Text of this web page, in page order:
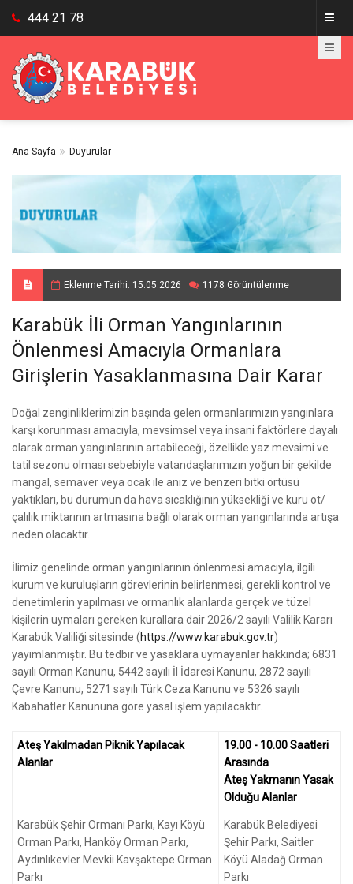
444 21 78
Ana Sayfa Duyurular
Eklenme Tarihi: 15.05.2026 1178 Görüntülenme
Karabük İli Orman Yangınlarının
Önlenmesi Amacıyla Ormanlara
Girişlerin Yasaklanmasına Dair Karar
Doğal zenginliklerimizin başında gelen ormanlarımızın yangınlara
karşı korunması amacıyla, mevsimsel veya insani faktörlere dayalı
olarak orman yangınlarının artabileceği, özellikle yaz mevsimi ve
tatil sezonu olması sebebiyle vatandaşlarımızın yoğun bir şekilde
mangal, semaver veya ocak ile anız ve benzeri bitki örtüsü
yaktıkları, bu durumun da hava sıcaklığının yüksekliği ve kuru ot/
çalılık miktarının artmasına bağlı olarak orman yangınlarında artışa
neden olacaktır.
İlimiz genelinde orman yangınlarının önlenmesi amacıyla, ilgili
kurum ve kuruluşların görevlerinin belirlenmesi, gerekli kontrol ve
denetimlerin yapılması ve ormanlık alanlarda gerçek ve tüzel
kişilerin uymaları gereken kurallara dair 2026/2 sayılı Valilik Kararı
Karabük Valiliği sitesinde (https://www.karabuk.gov.tr)
yayımlanmıştır. Bu tedbir ve yasaklara uymayanlar hakkında; 6831
sayılı Orman Kanunu, 5442 sayılı İl İdaresi Kanunu, 2872 sayılı
Çevre Kanunu, 5271 sayılı Türk Ceza Kanunu ve 5326 sayılı
Kabahatler Kanununa göre yasal işlem yapılacaktır.
Ateş Yakılmadan Piknik Yapılacak
Alanlar
19.00 - 10.00 Saatleri
Arasında
Ateş Yakmanın Yasak
Olduğu Alanlar
Karabük Şehir Ormanı Parkı, Kayı Köyü
Orman Parkı, Hanköy Orman Parkı,
Aydınlıkevler Mevkii Kavşaktepe Orman
Parkı
Karabük Belediyesi
Şehir Parkı, Saitler
Köyü Aladağ Orman
Parkı